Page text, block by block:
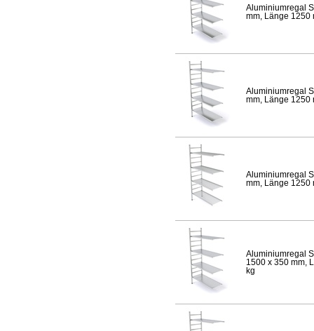
Aluminiumregal
mm, Länge 1250
Aluminiumregal
mm, Länge 1250
Aluminiumregal
mm, Länge 1250
Aluminiumregal
1500 x 350 mm,
kg